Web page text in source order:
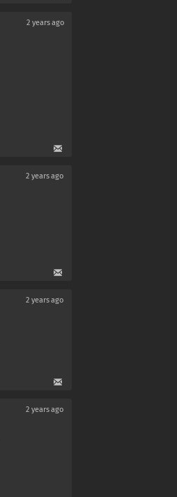
2 years ago
2 years ago
2 years ago
2 years ago